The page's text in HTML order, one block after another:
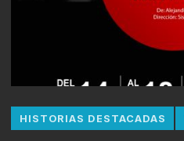
HISTORIAS DESTACADAS